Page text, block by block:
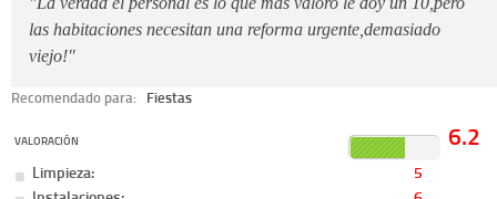
las habitaciones necesitan una reforma urgente,demasiado
viejo!"
Recomendado para: Fiestas
VALORACIÓN 6.2
Limpieza:
5